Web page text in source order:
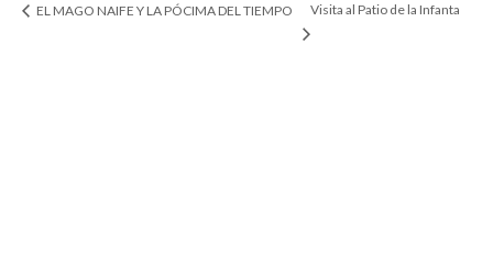
EL MAGO NAIFE Y LA PÓCIMA DEL TIEMPO Visita al Patio de la Infanta